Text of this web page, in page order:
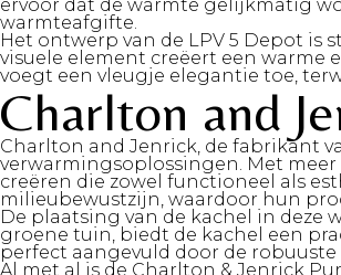
ervoor dat de warmte gelijkmatig
warmteafgifte.
Het ontwerp van de LPV 5 Depot
visuele element creëert een warme
voegt een vleugje elegantie toe,
Charlton and
Charlton and Jenrick, de fabrikant
verwarmingsoplossingen. Met
creëren die zowel functioneel als
milieubewustzijn, waardoor hun
De plaatsing van de kachel in
groene tuin, biedt de kachel een
perfect aangevuld door de
Al met al is de Charlton & Jenrick